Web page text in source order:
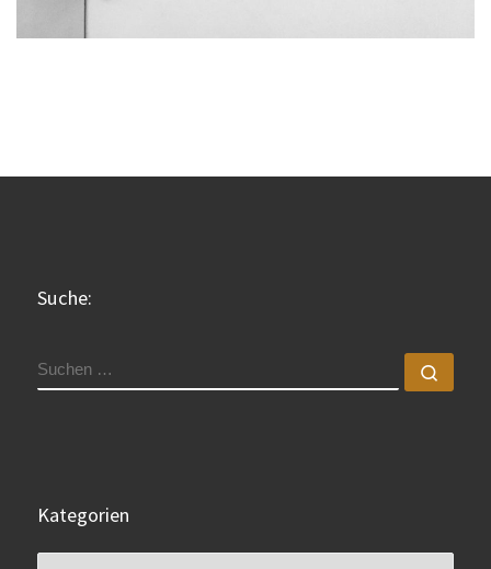
Suche:
SUCHE
Kategorien